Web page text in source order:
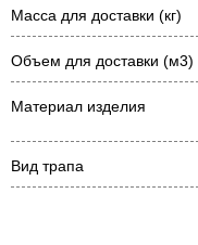
Масса для доставки (кг)
Объем для доставки (м3)
Материал изделия
Вид трапа